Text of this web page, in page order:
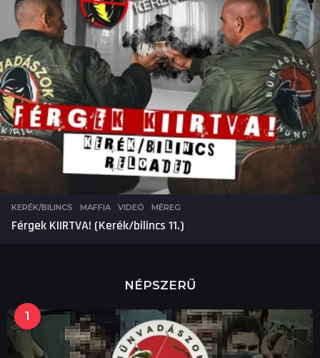
KERÉK/BILINCS ,MAFFIA ,VIDEÓ MÉREG
Férgek KIIRTVA! (Kerék/bilincs 11.)
NÉPSZERŰ
1